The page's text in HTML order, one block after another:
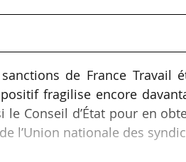
de France Travail
fragilise encore
le Conseil d’État pour en
l’Union nationale des